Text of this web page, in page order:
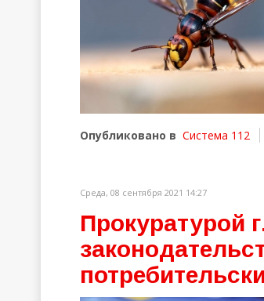
Опубликовано в Система 112
Среда, 08 сентября 2021 14:27
Прокуратурой